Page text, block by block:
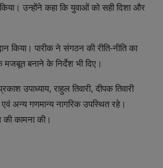
उन्होंने कहा कि युवाओं को सही दिशा और
पारीक ने संगठन की रीति-नीति का
बनाने के निर्देश भी दिए।
उपाध्याय, राहुल तिवारी, दीपक तिवारी
एवं अन्य गणमान्य नागरिक उपस्थित रहे।
कामना की।